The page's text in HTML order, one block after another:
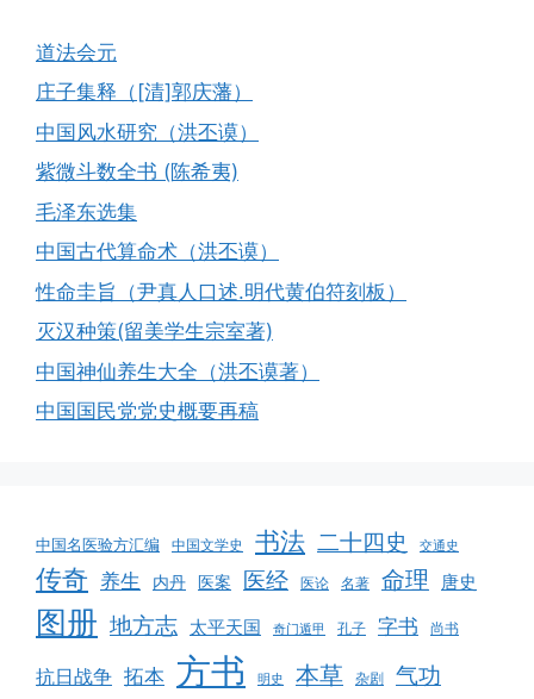
道法会元
庄子集释（[清]郭庆藩）
中国风水研究（洪丕谟）
紫微斗数全书 (陈希夷)
毛泽东选集
中国古代算命术（洪丕谟）
性命圭旨（尹真人口述.明代黄伯符刻板）
灭汉种策(留美学生宗室著)
中国神仙养生大全（洪丕谟著）
中国国民党党史概要再稿
中国名医验方汇编 中国文学史 书法 二十四史 交通史
传奇 养生 内丹 医案 医经 医论 名著 命理 唐史
图册 地方志 太平天国 奇门遁甲 孔子 字书 尚书
抗日战争 拓本 方书 明史 本草 杂剧 气功